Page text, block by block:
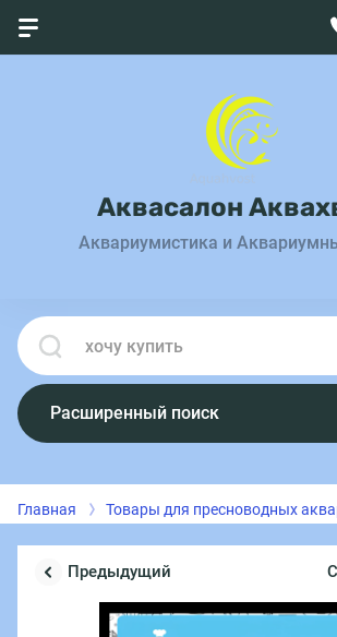
Аквасалон
Аквариумистика и
Расширенный поиск
Главная Товары для пресноводных
Предыдущий